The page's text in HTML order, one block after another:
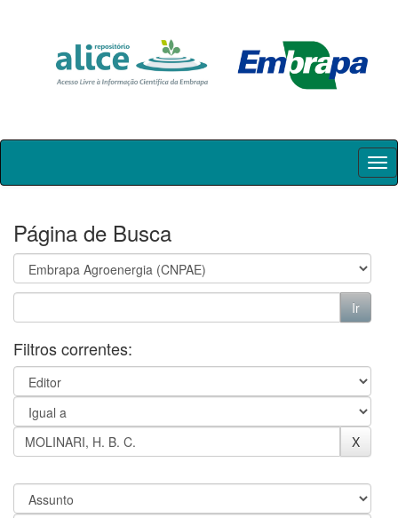
Skip
Página de Busca
Filtros correntes: